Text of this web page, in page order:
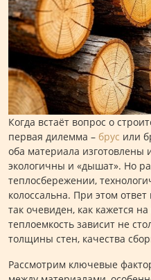
Когда встаёт вопрос о
первая дилемма – брус или
оба материала изготовлены
экологичны и «дышат». Но
теплосбережении,
колоссальна. При этом
так очевиден, как кажется
теплоемкость зависит не
толщины стен, качества
Рассмотрим ключевые